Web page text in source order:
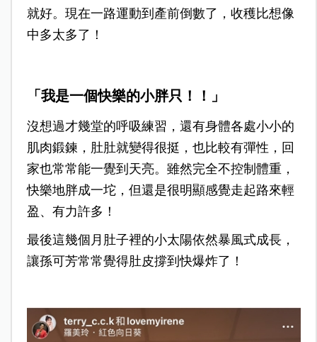
就好。現在一路運動到產前倒數了，收穫比想像
中多太多了！
「我是一個快樂的小胖只！！」
沒想過才幾堂的呼吸練習，還有身體各處小小的
肌肉鍛鍊，肚肚就變得很挺，也比較有彈性，回
家也常常能一覺到天亮。雖然完全不控制體重，
快樂地胖成一坨，但還是很明顯感覺走起路來輕
盈、有力許多！
最後這幾個月肚子裡的小太陽依然暴風式成長，
讓孫可芳常常覺得肚皮撐到快爆炸了！